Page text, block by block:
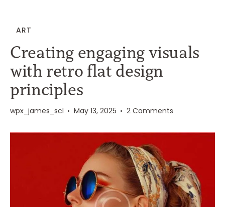
ART
Creating engaging visuals
with retro flat design
principles
wpx_james_scl May 13, 2025 2 Comments